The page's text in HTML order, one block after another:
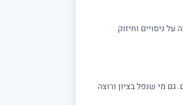
תרגול מבחנים, עבודה על ניסויים וחיזוק
בסיסיים. גם מי שנפל בציון ורוצה